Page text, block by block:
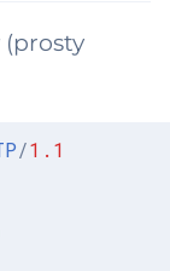
(prosty
/1.1